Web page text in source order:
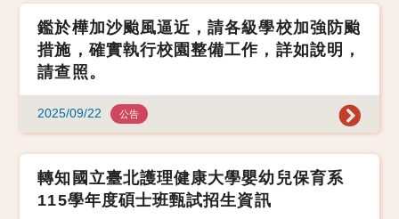
鑑於樺加沙颱風逼近，請各級學校加強防颱
措施，確實執行校園整備工作，詳如說明，
請查照。
2025/09/22 公告
轉知國立臺北護理健康大學嬰幼兒保育系
115學年度碩士班甄試招生資訊